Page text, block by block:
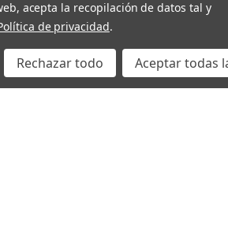
acepta la recopilación de datos tal y
de privacidad.
Rechazar todo Aceptar todas